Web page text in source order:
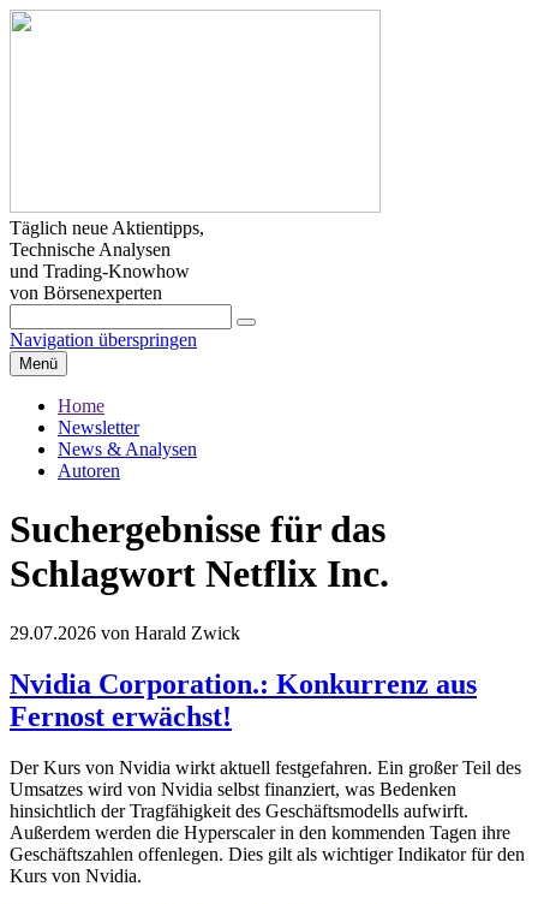
Täglich neue Aktientipps,
Technische Analysen
und Trading-Knowhow
von Börsenexperten
Navigation überspringen
Menü
Home
Newsletter
News & Analysen
Autoren
Suchergebnisse für das
Schlagwort Netflix Inc.
29.07.2026 von Harald Zwick
Nvidia Corporation.: Konkurrenz aus
Fernost erwächst!
Der Kurs von Nvidia wirkt aktuell festgefahren. Ein großer Teil des
Umsatzes wird von Nvidia selbst finanziert, was Bedenken
hinsichtlich der Tragfähigkeit des Geschäftsmodells aufwirft.
Außerdem werden die Hyperscaler in den kommenden Tagen ihre
Geschäftszahlen offenlegen. Dies gilt als wichtiger Indikator für den
Kurs von Nvidia.